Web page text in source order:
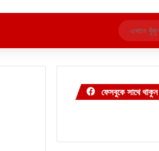
ফেসবুকে সাথে থাকুন